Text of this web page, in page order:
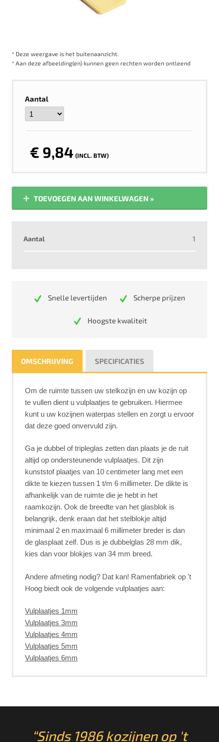
* Deze weergave is het buitenaanzicht.
* Aan deze afbeelding(en) kunnen geen rechten worden ontleend
Aantal
€ 9,84 (INCL. BTW)
TOEVOEGEN AAN WINKELWAGEN »
Aantal 1
Snelle levertijden Scherpe prijzen
Hoogste kwaliteit
OMSCHRIJVING SPECIFICATIES
Om de ruimte tussen uw stelkozijn en uw kozijn op
te vullen dient u vulplaatjes te gebruiken. Hiermee
kunt u uw kozijnen waterpas stellen en zorgt u ervoor
dat deze goed onvervuld zijn.
Ga je dubbel of tripleglas zetten dan plaats je de ruit
altijd op ondersteunende vulplaatjes. Dit zijn
kunststof plaatjes van 10 centimeter lang met een
dikte te kiezen tussen 1 t/m 6 millimeter. De dikte is
afhankelijk van de ruimte die je hebt in het
raamkozijn. Ook de breedte van het glasblok is
belangrijk, denk eraan dat het stelblokje altijd
minimaal 2 en maximaal 6 millimeter breder is dan
de glasplaat zelf. Dus is je dubbelglas 28 mm dik,
kies dan voor blokjes van 34 mm breed.
Andere afmeting nodig? Dat kan! Ramenfabriek op 't
Hoog biedt ook de volgende vulplaatjes aan:
Vulplaatjes 1mm
Vulplaatjes 3mm
Vulplaatjes 4mm
Vulplaatjes 5mm
Vulplaatjes 6mm
“Sinds 1986 kozijnen op 't